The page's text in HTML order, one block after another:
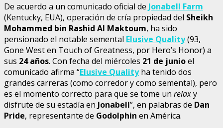
De acuerdo a un comunicado oficial de Jonabell Farm
(Kentucky, EUA), operación de cría propiedad del Sheikh
Mohammed bin Rashid Al Maktoum, ha sido
pensionado el notable semental Elusive Quality(93,
Gone West en Touch of Greatness, por Hero’s Honor) a
sus 24 años. Con fecha del miércoles 21 de junioel
comunicado afirma “Elusive Qualityha tenido dos
grandes carreras (como corredor y como semental), pero
es el momento correcto para que se tome un relaxy
disfrute de su estadía en Jonabell”, en palabras de Dan
Pride, representante de Godolphin en América.